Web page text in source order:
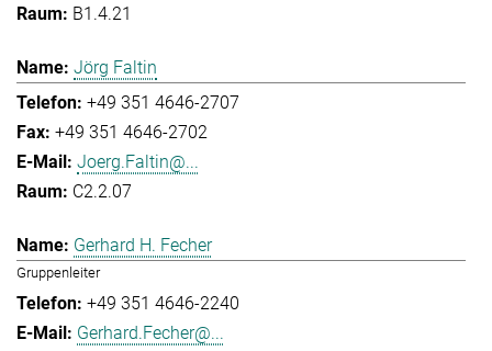
B1.4.21
Jörg Faltin
+49 351 4646-2707
+49 351 4646-2702
Joerg.Faltin@...
C2.2.07
Gerhard H. Fecher
Gruppenleiter
+49 351 4646-2240
Gerhard.Fecher@...